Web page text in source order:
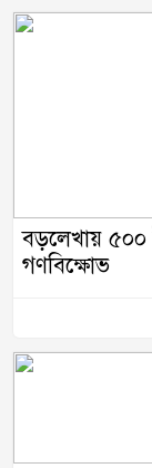
বড়লেখায় ৫০০
গণবিক্ষোভ